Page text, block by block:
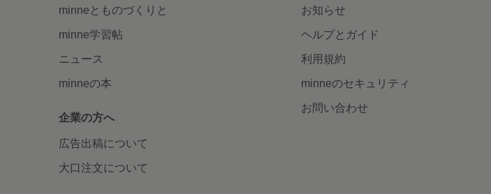
minneとものづくりと
minne学習帖
ニュース
minneの本
企業の方へ
広告出稿について
大口注文について
お知らせ
ヘルプとガイド
利用規約
minneのセキュリティ
お問い合わせ